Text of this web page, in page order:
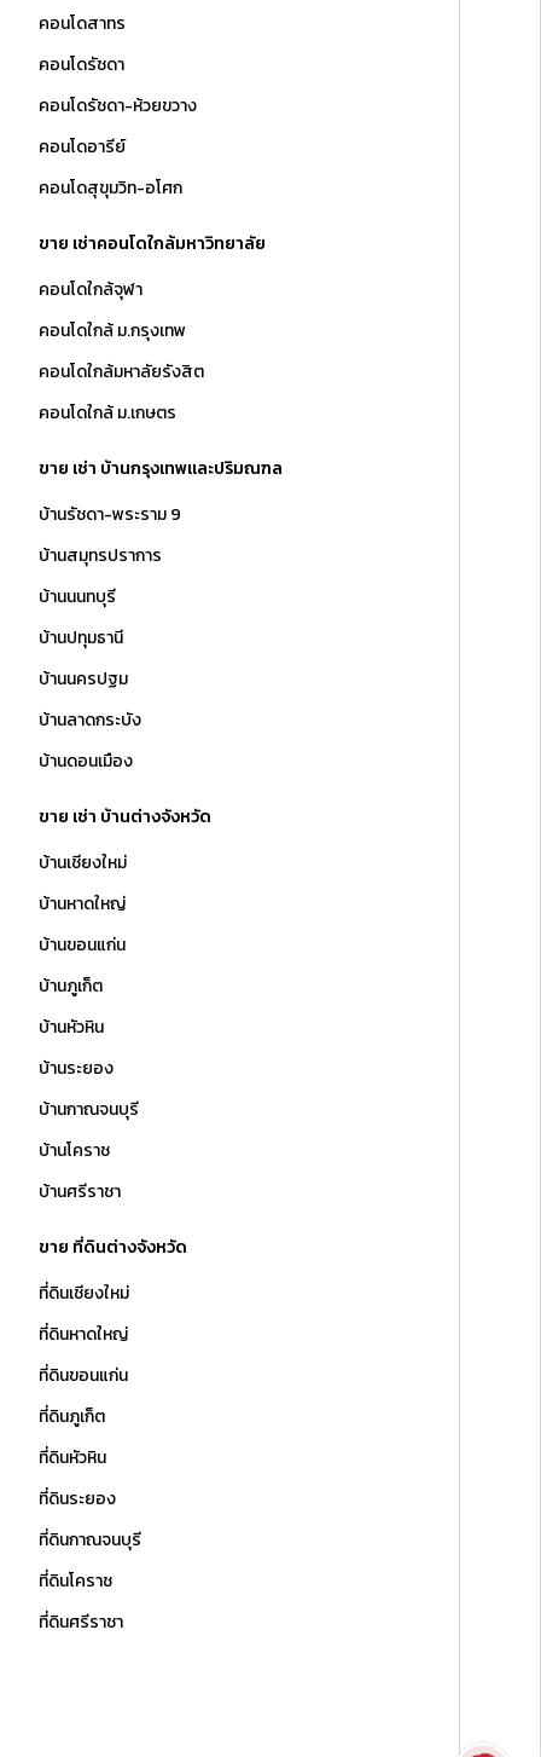
คอนโดสาทร
คอนโดรัชดา
คอนโดรัชดา-ห้วยขวาง
คอนโดอารีย์
คอนโดสุขุมวิท-อโศก
ขาย เช่าคอนโดใกล้มหาวิทยาลัย
คอนโดใกล้จุฬา
คอนโดใกล้ ม.กรุงเทพ
คอนโดใกล้มหาลัยรังสิต
คอนโดใกล้ ม.เกษตร
ขาย เช่า บ้านกรุงเทพและปริมณฑล
บ้านรัชดา-พระราม 9
บ้านสมุทรปราการ
บ้านนนทบุรี
บ้านปทุมธานี
บ้านนครปฐม
บ้านลาดกระบัง
บ้านดอนเมือง
ขาย เช่า บ้านต่างจังหวัด
บ้านเชียงใหม่
บ้านหาดใหญ่
บ้านขอนแก่น
บ้านภูเก็ต
บ้านหัวหิน
บ้านระยอง
บ้านกาณจนบุรี
บ้านโคราช
บ้านศรีราชา
ขาย ที่ดินต่างจังหวัด
ที่ดินเชียงใหม่
ที่ดินหาดใหญ่
ที่ดินขอนแก่น
ที่ดินภูเก็ต
ที่ดินหัวหิน
ที่ดินระยอง
ที่ดินกาณจนบุรี
ที่ดินโคราช
ที่ดินศรีราชา